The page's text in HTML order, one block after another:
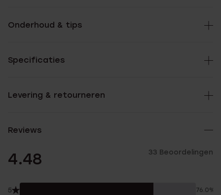
Onderhoud & tips
Specificaties
Levering & retourneren
Reviews
4.48 33 Beoordelingen
5 76.0%